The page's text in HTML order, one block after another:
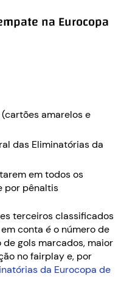
na Eurocopa
amarelos e
das Eliminatórias da
em todos os
por pênaltis
terceiros classificados
conta é o número de
de gols marcados, maior
no fairplay e, por
da Eurocopa de